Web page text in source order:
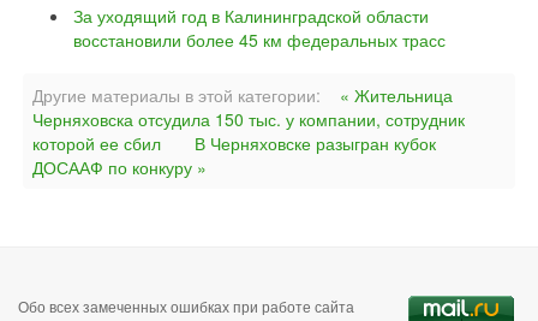
За уходящий год в Калининградской области
восстановили более 45 км федеральных трасс
Другие материалы в этой категории:
« Жительница
Черняховска отсудила 150 тыс. у компании, сотрудник
которой ее сбил
В Черняховске разыгран кубок
ДОСААФ по конкуру »
Обо всех замеченных ошибках при работе сайта